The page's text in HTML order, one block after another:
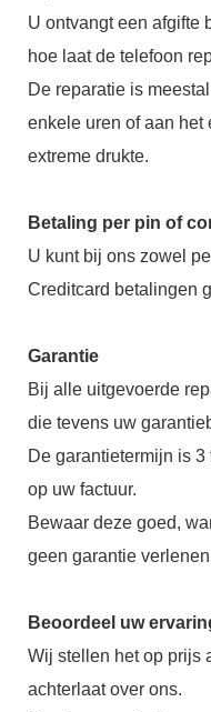
U ontvangt een afgifte
hoe laat de telefoon
De reparatie is
enkele uren of aan het
extreme drukte.
Betaling per pin of
U kunt bij ons zowel
Creditcard betalingen
Garantie
Bij alle uitgevoerde
die tevens uw
De garantietermijn is
op uw factuur.
Bewaar deze goed,
geen garantie
Beoordeel uw
Wij stellen het op prijs
achterlaat over ons.